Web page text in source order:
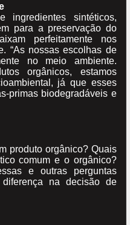
ingredientes sintéticos,
para a preservação do
perfeitamente nos
“As nossas escolhas de
no meio ambiente.
orgânicos, estamos
já que esses
primas biodegradáveis e
produto orgânico? Quais
comum e o orgânico?
e outras perguntas
na decisão de